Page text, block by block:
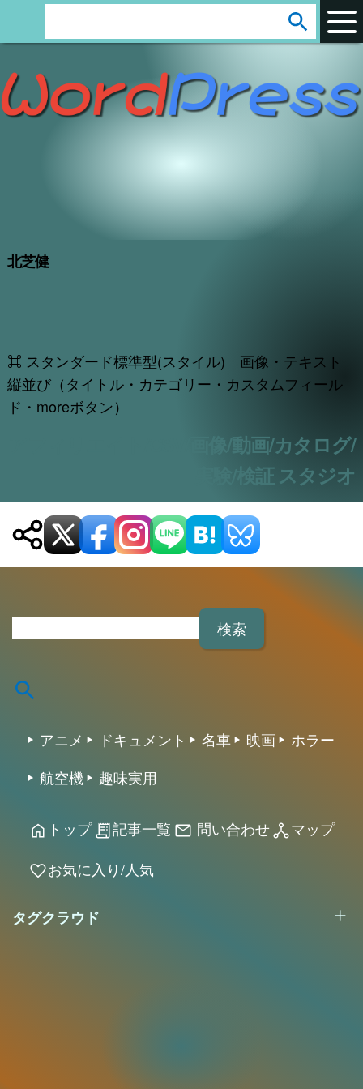
北芝健
⌘ スタンダード標準型(スタイル) 画像・テキスト
縦並び（タイトル・カテゴリー・カスタムフィール
ド・moreボタン）
アフィリエイト/CSV/画像/動画/カタログ/
実験/検証 スタジオ
e
r
arrow_circle_down
アニメ ドキュメント 名車 映画
ホラー
航空機
趣味実用
home トップreceipt_long記事一覧 mail 問い合わせnetwork_nodeマップ
favoriteお気に入り/人気
タグクラウド